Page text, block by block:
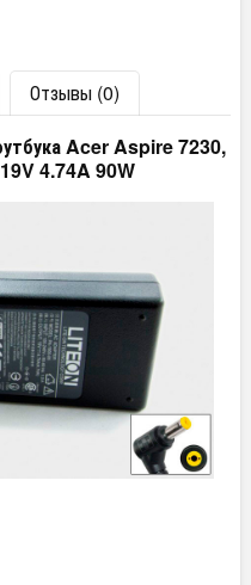
Отзывы (0)
Acer Aspire 7230,
4.74A 90W